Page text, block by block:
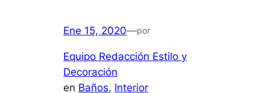
Ene 15, 2020—por
Equipo Redacción Estilo y
Decoración
en Baños, Interior